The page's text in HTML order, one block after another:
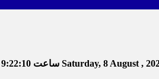
Saturday, 8 August , ساعت 9:22:10